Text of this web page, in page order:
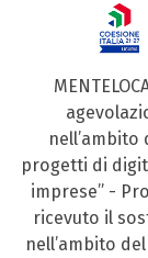
progetti di
imprese” -
ricevuto il
nell’ambito del